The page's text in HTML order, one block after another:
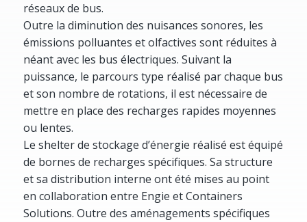
réseaux de bus.
Outre la diminution des nuisances sonores, les
émissions polluantes et olfactives sont réduites à
néant avec les bus électriques. Suivant la
puissance, le parcours type réalisé par chaque bus
et son nombre de rotations, il est nécessaire de
mettre en place des recharges rapides moyennes
ou lentes.
Le shelter de stockage d’énergie réalisé est équipé
de bornes de recharges spécifiques. Sa structure
et sa distribution interne ont été mises au point
en collaboration entre Engie et Containers
Solutions. Outre des aménagements spécifiques